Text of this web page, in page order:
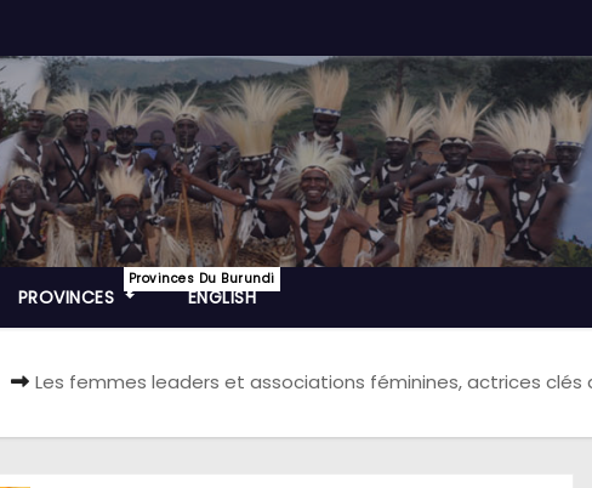
PROVINCES
Provinces Du Burundi
ENGLISH
Les femmes leaders et associations féminines, actrices